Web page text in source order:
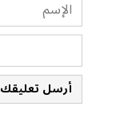
أرسل تعليقك